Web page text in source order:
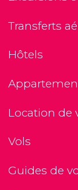
Transferts
Hôtels
Location de
Vols
Guides de